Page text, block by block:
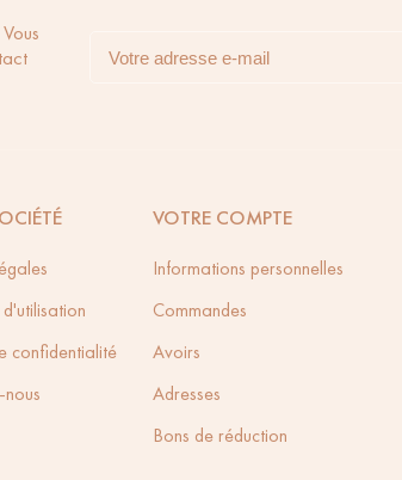
confidentialité
VOTRE COMPTE
Informations personnelles
Commandes
Avoirs
Adresses
Bons de réduction